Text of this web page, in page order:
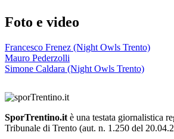
Foto e video
Francesco Frenez (Night Owls Trento)
Mauro Pederzolli
Simone Caldara (Night Owls Trento)
SporTrentino.it è una testata giornalistica
Tribunale di Trento (aut. n. 1.250 del